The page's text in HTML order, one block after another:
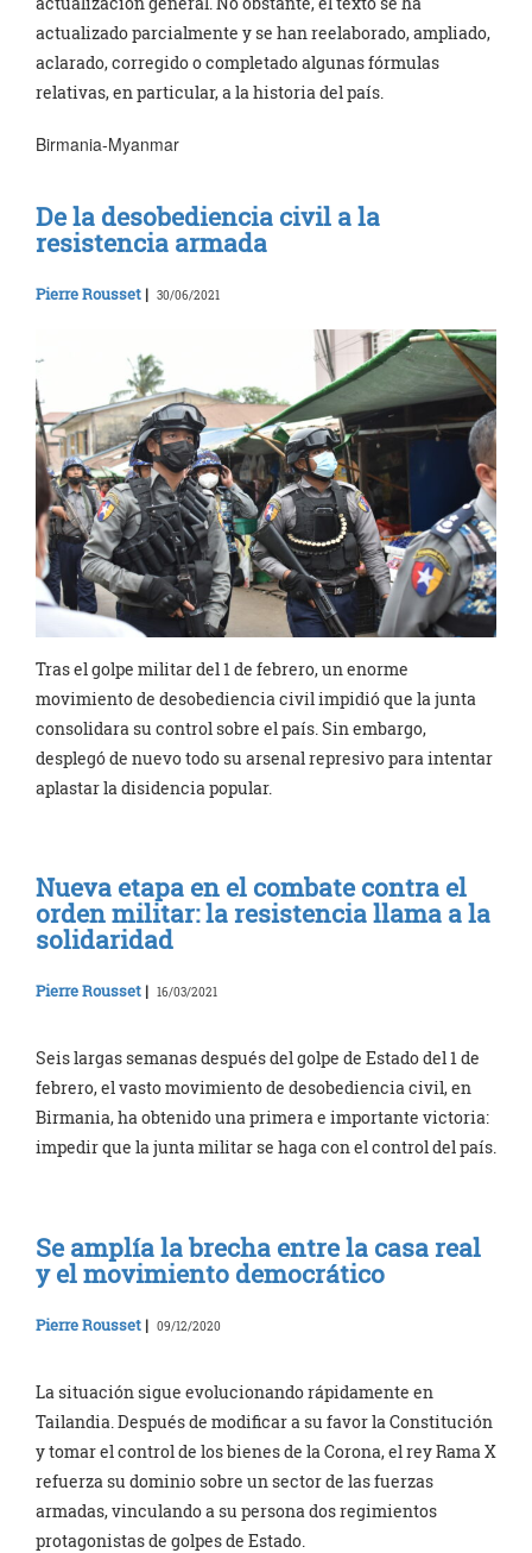
actualizado parcialmente y se han reelaborado, ampliado,
aclarado, corregido o completado algunas fórmulas
relativas, en particular, a la historia del país.
Birmania-Myanmar
De la desobediencia civil a la
resistencia armada
Pierre Rousset | 30/06/2021
Tras el golpe militar del 1 de febrero, un enorme
movimiento de desobediencia civil impidió que la junta
consolidara su control sobre el país. Sin embargo,
desplegó de nuevo todo su arsenal represivo para intentar
aplastar la disidencia popular.
Nueva etapa en el combate contra el
orden militar: la resistencia llama a la
solidaridad
Pierre Rousset | 16/03/2021
Seis largas semanas después del golpe de Estado del 1 de
febrero, el vasto movimiento de desobediencia civil, en
Birmania, ha obtenido una primera e importante victoria:
impedir que la junta militar se haga con el control del país.
Se amplía la brecha entre la casa real
y el movimiento democrático
Pierre Rousset | 09/12/2020
La situación sigue evolucionando rápidamente en
Tailandia. Después de modificar a su favor la Constitución
y tomar el control de los bienes de la Corona, el rey Rama X
refuerza su dominio sobre un sector de las fuerzas
armadas, vinculando a su persona dos regimientos
protagonistas de golpes de Estado.